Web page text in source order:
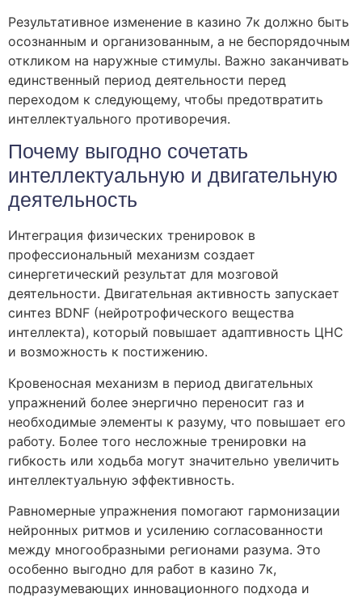
Результативное изменение в казино 7к должно быть
осознанным и организованным, а не беспорядочным
откликом на наружные стимулы. Важно заканчивать
единственный период деятельности перед
переходом к следующему, чтобы предотвратить
интеллектуального противоречия.
Почему выгодно сочетать
интеллектуальную и двигательную
деятельность
Интеграция физических тренировок в
профессиональный механизм создает
синергетический результат для мозговой
деятельности. Двигательная активность запускает
синтез BDNF (нейротрофического вещества
интеллекта), который повышает адаптивность ЦНС
и возможность к постижению.
Кровеносная механизм в период двигательных
упражнений более энергично переносит газ и
необходимые элементы к разуму, что повышает его
работу. Более того несложные тренировки на
гибкость или ходьба могут значительно увеличить
интеллектуальную эффективность.
Равномерные упражнения помогают гармонизации
нейронных ритмов и усилению согласованности
между многообразными регионами разума. Это
особенно выгодно для работ в казино 7к,
подразумевающих инновационного подхода и